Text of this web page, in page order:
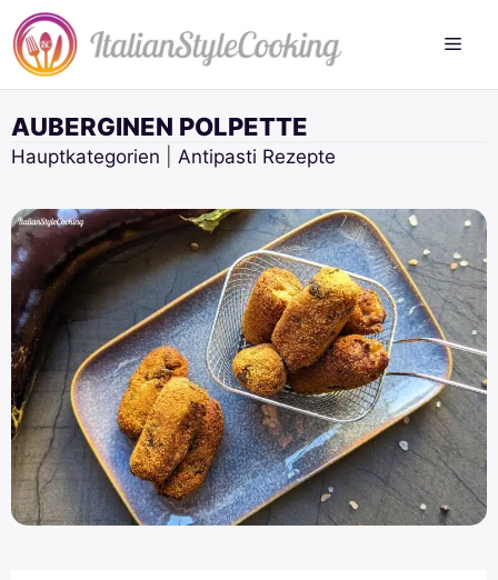
Zum
Inhalt
springen
AUBERGINEN POLPETTE
Hauptkategorien Antipasti Rezepte